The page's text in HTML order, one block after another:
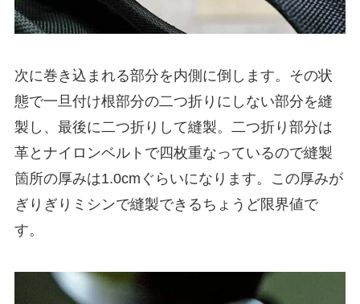
次に巻き込まれる部分を内側に倒します。その状
態で一旦付け根部分の二つ折りにしない部分を縫
製し、最後に二つ折りして縫製。二つ折り部分は
革とナイロンベルトで四枚重なっているので縫製
箇所の厚みは1.0cmぐらいになります。この厚みが
ぎりぎりミシンで縫製できるちょうど限界値で
す。